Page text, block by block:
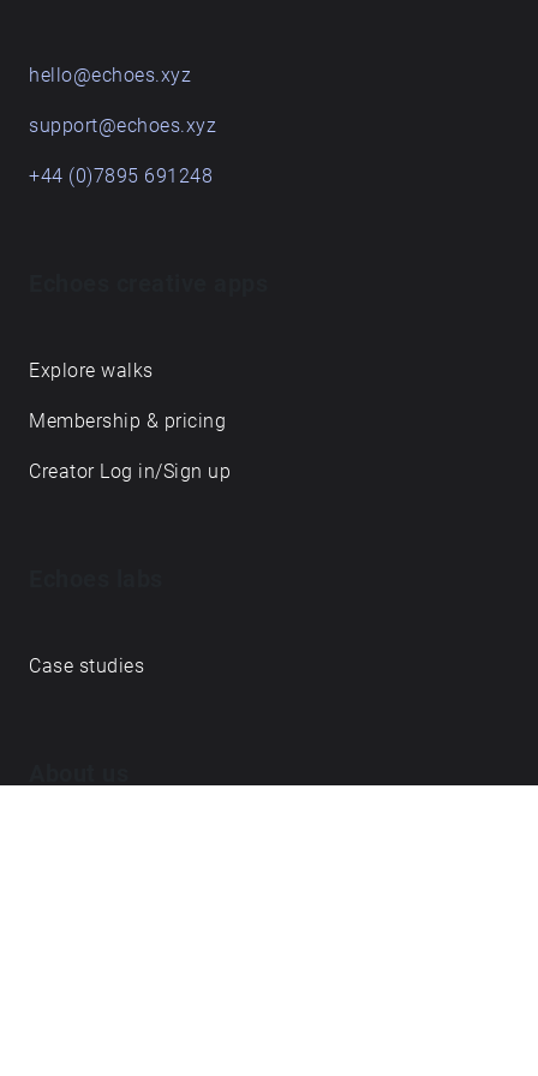
hello@echoes.xyz
support@echoes.xyz
+44 (0)7895 691248
Explore walks
Membership & pricing
Creator Log in/Sign up
Case studies